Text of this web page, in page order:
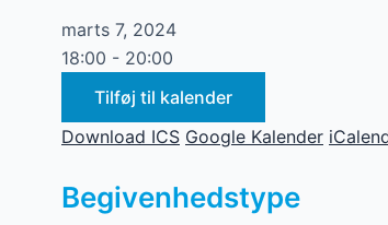
marts 7, 2024
18:00 - 20:00
Tilføj til kalender
Download ICS Google Kalender
Begivenhedstype